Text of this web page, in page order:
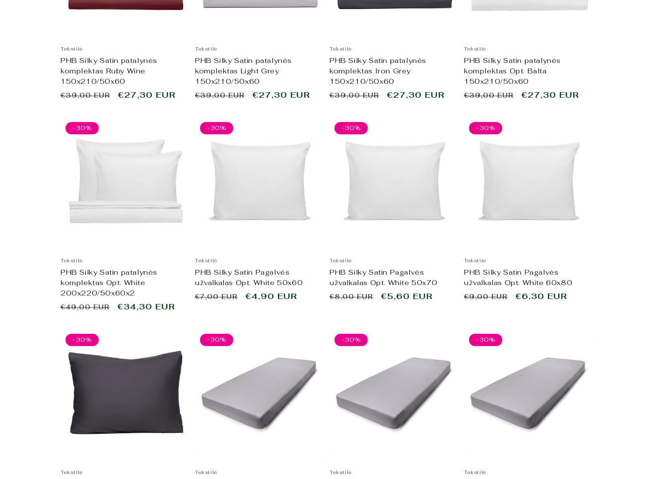
Tekstilė
PHB Silky Satin patalynės
komplektas Ruby Wine
150x210/50x60
Įprasta
€39,00 EUR
Išpardavimo
€27,30 EUR
Tekstilė
PHB Silky Satin patalynės
komplektas Light Grey
150x210/50x60
Įprasta
€39,00 EUR
Išpardavimo
€27,30 EUR
Tekstilė
PHB Silky Satin patalynės
komplektas Iron Grey
150x210/50x60
Įprasta
€39,00 EUR
Išpardavimo
€27,30 EUR
Tekstilė
PHB Silky Satin patalynės
komplektas Opt. Balta
150x210/50x60
Įprasta
€39,00 EUR
Išpardavimo
€27,30 EUR
-30%
Tekstilė
PHB Silky Satin patalynės
komplektas Opt. White
200x220/50x60x2
Įprasta
€49,00 EUR
Išpardavimo
€34,30 EUR
-30%
Tekstilė
PHB Silky Satin Pagalvės
užvalkalas Opt. White 50x60
Įprasta
€7,00 EUR
Išpardavimo
€4,90 EUR
-30%
Tekstilė
PHB Silky Satin Pagalvės
užvalkalas Opt. White 50x70
Įprasta
€8,00 EUR
Išpardavimo
€5,60 EUR
-30%
Tekstilė
PHB Silky Satin Pagalvės
užvalkalas Opt. White 60x80
Įprasta
€9,00 EUR
Išpardavimo
€6,30 EUR
-30%
Tekstilė
-30%
Tekstilė
-30%
Tekstilė
-30%
Tekstilė